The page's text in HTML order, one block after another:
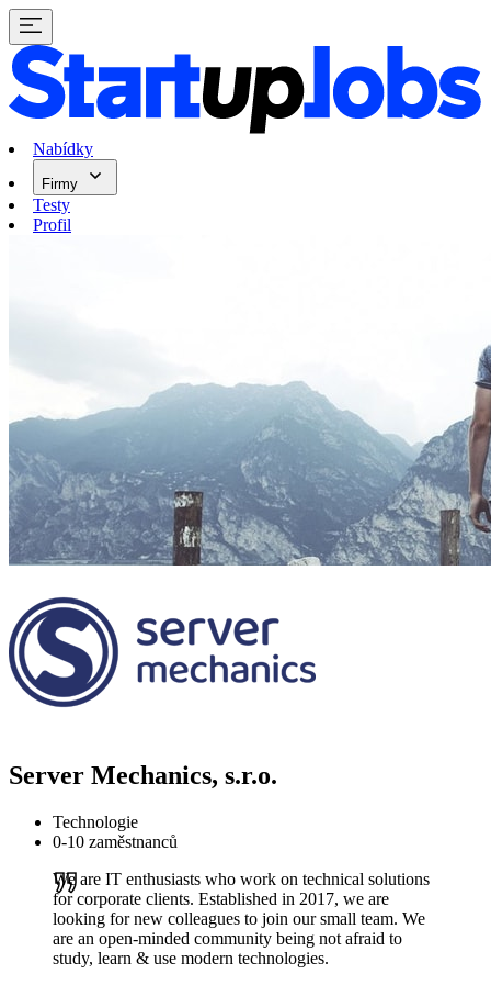
Nabídky
Firmy
Testy
Profil
Server Mechanics, s.r.o.
Technologie
0-10 zaměstnanců
We are IT enthusiasts who work on technical solutions
for corporate clients. Established in 2017, we are
looking for new colleagues to join our small team. We
are an open-minded community being not afraid to
study, learn & use modern technologies.